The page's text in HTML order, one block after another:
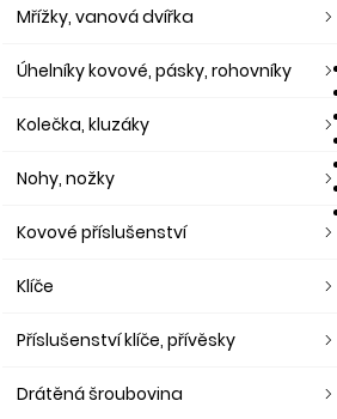
Mřížky, vanová dvířka
Úhelníky kovové, pásky, rohovníky
Kolečka, kluzáky
Nohy, nožky
Kovové příslušenství
Klíče
Příslušenství klíče, přívěsky
Drátěná šroubovina